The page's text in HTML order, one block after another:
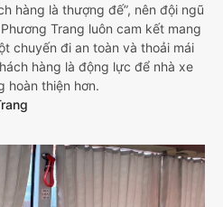
hàng là thượng đế”, nên đội ngũ
Trang luôn cam kết mang
chuyến đi an toàn và thoải mái
hàng là động lực để nhà xe
hoàn thiện hơn.